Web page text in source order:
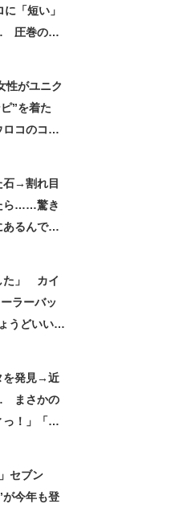
「短い」
圧巻の着
性がユニク
”を着た
コのコー
石→割れ目
ら……驚き
るんです
た」 カイ
ラーバッ
うどいい大
を発見→近
まさかの
！」「心
セブン
が今年も登